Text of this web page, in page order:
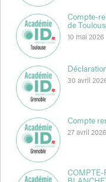
Compte-
de
10 mai 2026
30 avril
Compte
27 avril 2026
COMPTE-